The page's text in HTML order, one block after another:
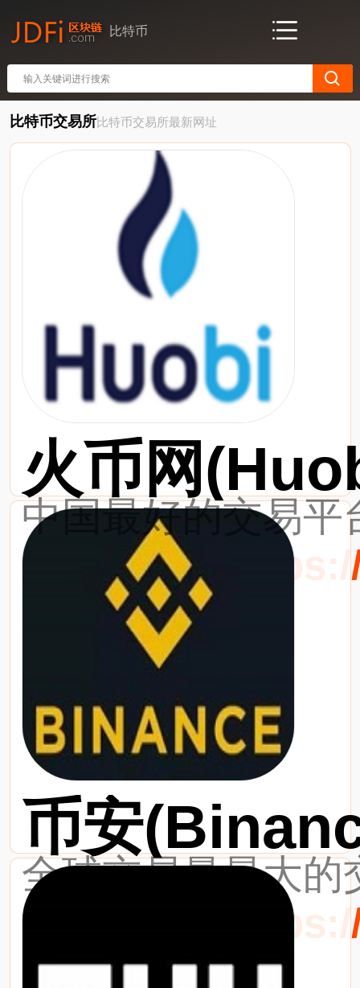
比特币
比特币交易所比特币交易所最新网址
火币网
中国最好的交易平
最新网址：
币安
全球交易量最大的
最新网址：